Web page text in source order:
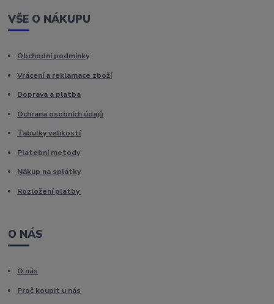
VŠE O NÁKUPU
Obchodní podmínky
Vrácení a reklamace zboží
Doprava a platba
Ochrana osobních údajů
Tabulky velikostí
Platební metody
Nákup na splátky
Rozložení platby
O NÁS
O nás
Proč koupit u nás